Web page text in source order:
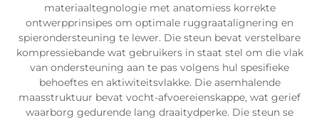
materiaaltegnologie met anatomiess korrekte
ontwerpprinsipes om optimale ruggraatalignering en
spierondersteuning te lewer. Die steun bevat verstelbare
kompressiebande wat gebruikers in staat stel om die vlak
van ondersteuning aan te pas volgens hul spesifieke
behoeftes en aktiwiteitsvlakke. Die asemhalende
maasstruktuur bevat vocht-afvoereienskappe, wat gerief
waarborg gedurende lang draaitydperke. Die steun se